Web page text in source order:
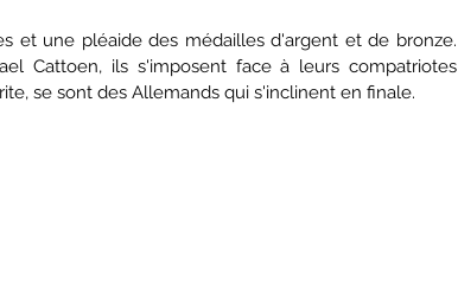
et une pléaide des médailles d'argent et de bronze.
Cattoen, ils s'imposent face à leurs compatriotes
se sont des Allemands qui s'inclinent en finale.